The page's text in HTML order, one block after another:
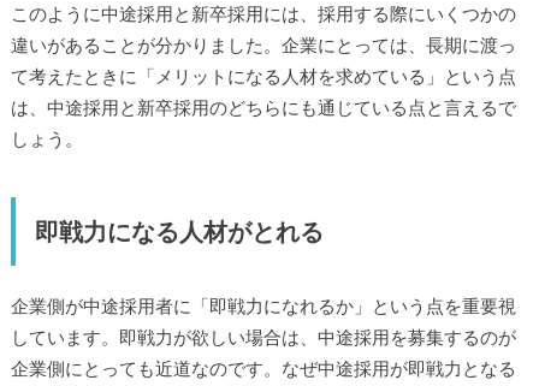
このように中途採用と新卒採用には、採用する際にいくつかの
違いがあることが分かりました。企業にとっては、長期に渡っ
て考えたときに「メリットになる人材を求めている」という点
は、中途採用と新卒採用のどちらにも通じている点と言えるで
しょう。
即戦力になる人材がとれる
企業側が中途採用者に「即戦力になれるか」という点を重要視
しています。即戦力が欲しい場合は、中途採用を募集するのが
企業側にとっても近道なのです。なぜ中途採用が即戦力となる